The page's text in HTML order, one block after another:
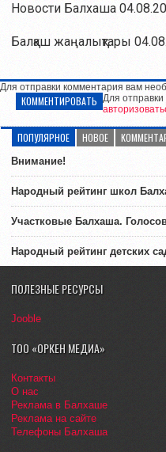
Новости Балхаша
Балқаш жаңалықтары
Для отправки комментария вам
КОММЕНТИРОВАТЬ Для
ПОПУЛЯРНОЕ НОВОЕ
Внимание!
Народный рейтинг школ
Участковые Балхаша.
Народный рейтинг детских
ПОЛЕЗНЫЕ РЕСУРСЫ
Jooble
ТОО «ОРКЕН МЕДИА»
Контакты
О нас
Реклама в Балхаше
Реклама на сайте
Телефоны Балхаша